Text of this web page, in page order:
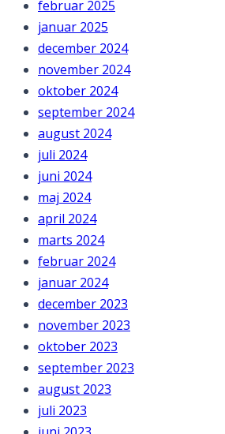
februar 2025
januar 2025
december 2024
november 2024
oktober 2024
september 2024
august 2024
juli 2024
juni 2024
maj 2024
april 2024
marts 2024
februar 2024
januar 2024
december 2023
november 2023
oktober 2023
september 2023
august 2023
juli 2023